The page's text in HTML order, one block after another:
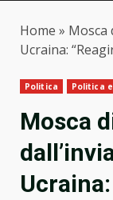
Home » Mosca
Ucraina:
Politica Politica
Mosca